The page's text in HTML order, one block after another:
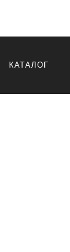
КАТАЛОГ